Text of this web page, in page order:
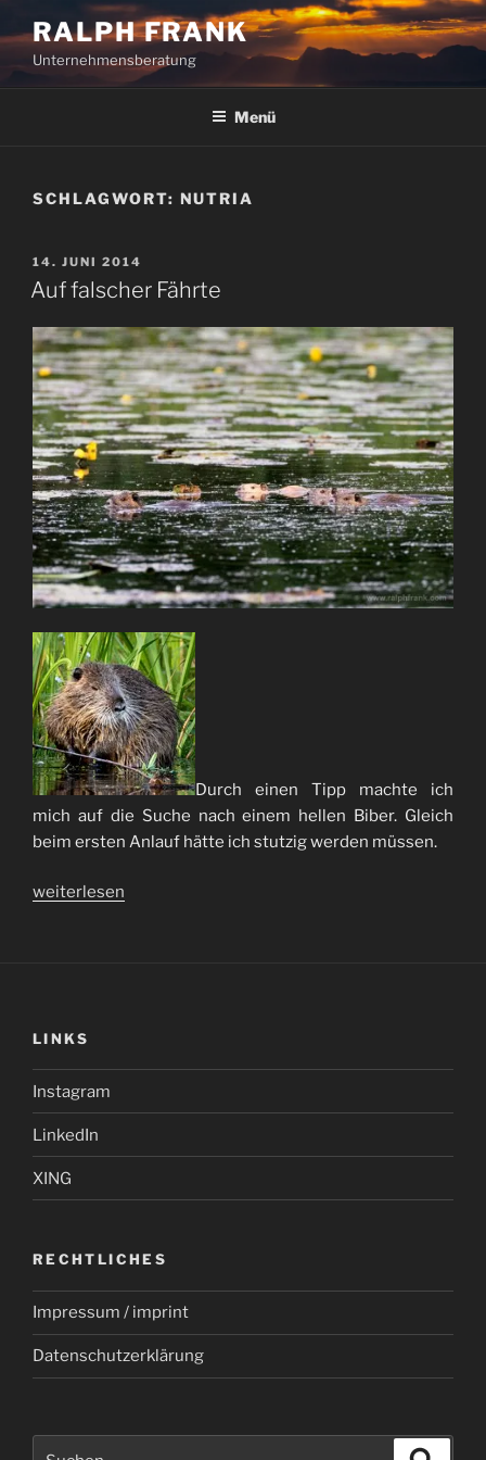
Inhalt
springen
RALPH FRANK
Unternehmensberatung
Menü
SCHLAGWORT: NUTRIA
VERÖFFENTLICHT
AM
14. JUNI 2014
Auf falscher Fährte
Durch einen Tipp machte ich
mich auf die Suche nach einem hellen Biber. Gleich
beim ersten Anlauf hätte ich stutzig werden müssen.
„Auf
weiterlesen
LINKS
Instagram
LinkedIn
XING
RECHTLICHES
Impressum / imprint
Datenschutzerklärung